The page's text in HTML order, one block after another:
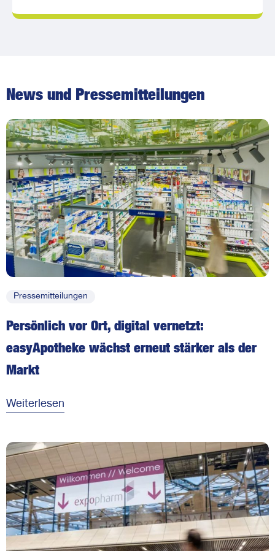
News und Pressemitteilungen
Pressemitteilungen
Persönlich vor Ort, digital vernetzt:
easyApotheke wächst erneut stärker als der
Markt
Weiterlesen